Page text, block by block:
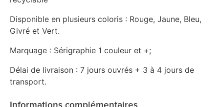
Disponible en plusieurs coloris : Rouge, Jaune, Bleu,
Givré et Vert.
Marquage : Sérigraphie 1 couleur et +;
Délai de livraison : 7 jours ouvrés + 3 à 4 jours de
transport.